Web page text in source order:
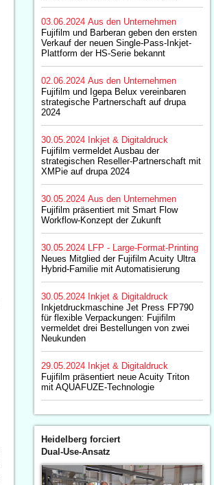
03.06.2024 Aus den Unternehmen
Fujifilm und Barberan geben den ersten
Verkauf der neuen Single-Pass-Inkjet-
Plattform der HS-Serie bekannt
02.06.2024 Aus den Unternehmen
Fujifilm und Igepa Belux vereinbaren
strategische Partnerschaft auf drupa
2024
30.05.2024 Inkjet & Digitaldruck
Fujifilm vermeldet Ausbau der
strategischen Reseller-Partnerschaft mit
XMPie auf drupa 2024
30.05.2024 Aus den Unternehmen
Fujifilm präsentiert mit Smart Flow
Workflow-Konzept der Zukunft
30.05.2024
LFP - Large-Format-Printing
Neues Mitglied der Fujifilm Acuity Ultra
Hybrid-Familie mit Automatisierung
30.05.2024 Inkjet & Digitaldruck
Inkjetdruckmaschine Jet Press FP790
für flexible Verpackungen: Fujifilm
vermeldet drei Bestellungen von zwei
Neukunden
29.05.2024 Inkjet & Digitaldruck
Fujifilm präsentiert neue Acuity Triton
mit AQUAFUZE-Technologie
Heidelberg forciert
Dual-Use-Ansatz